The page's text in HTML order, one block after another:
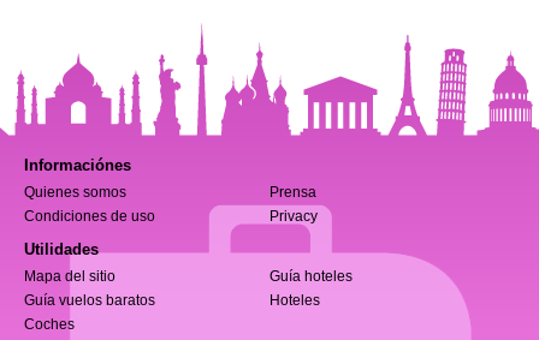
Informaciónes
Quienes somos
Prensa
Condiciones de uso
Privacy
Utilidades
Mapa del sitio
Guía hoteles
Guía vuelos baratos
Hoteles
Coches